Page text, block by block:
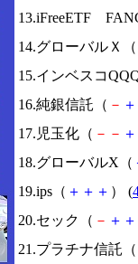
13.iFreeETF
14.グローバルＸ（
15.インベスコ
16.純銀信託（ － ＋
17.児玉化（ － － ＋
18.グローバルX（
19.ips（ ＋ ＋ ＋ ） (
20.セック（ － ＋ ＋
21.プラチナ信託（